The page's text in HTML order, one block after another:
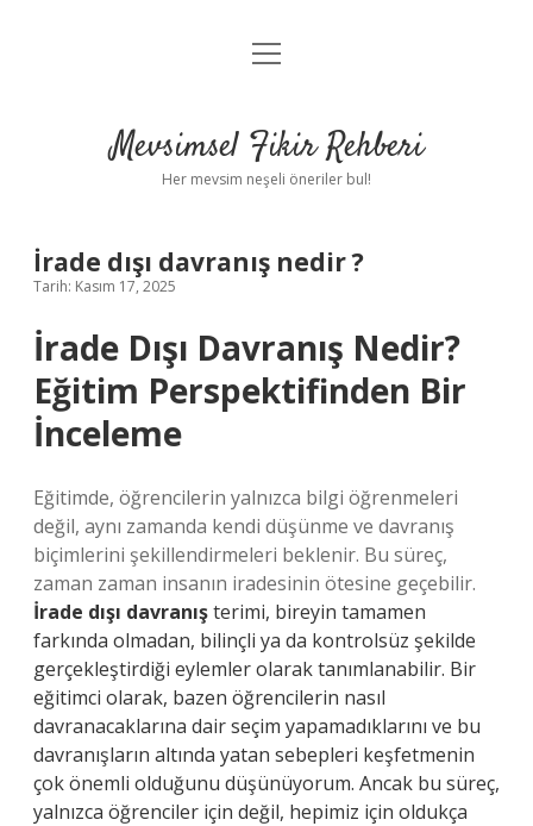
Anasayfa
Yasal Uyarı
menüyü
Mevsimsel Fikir Rehberi
Her mevsim neşeli öneriler bul!
İrade dışı davranış nedir ?
Tarih: Kasım 17, 2025
İrade Dışı Davranış Nedir?
Eğitim Perspektifinden Bir
İnceleme
Eğitimde, öğrencilerin yalnızca bilgi öğrenmeleri
değil, aynı zamanda kendi düşünme ve davranış
biçimlerini şekillendirmeleri beklenir. Bu süreç,
zaman zaman insanın iradesinin ötesine geçebilir.
İrade dışı davranışterimi, bireyin tamamen
farkında olmadan, bilinçli ya da kontrolsüz şekilde
gerçekleştirdiği eylemler olarak tanımlanabilir. Bir
eğitimci olarak, bazen öğrencilerin nasıl
davranacaklarına dair seçim yapamadıklarını ve bu
davranışların altında yatan sebepleri keşfetmenin
çok önemli olduğunu düşünüyorum. Ancak bu süreç,
yalnızca öğrenciler için değil, hepimiz için oldukça